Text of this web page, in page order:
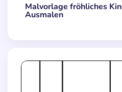
Malvorlage fröhliches
Ausmalen